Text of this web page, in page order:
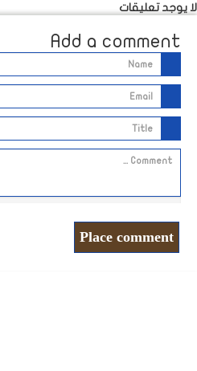
لا يوجد تعليقات
Add a comment
Place comment